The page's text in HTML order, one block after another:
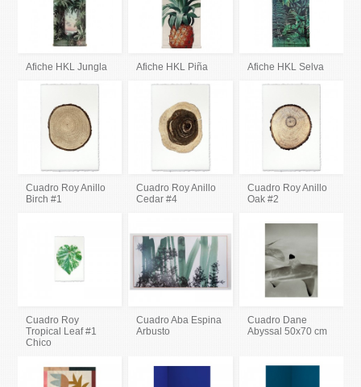
Afiche HKL Jungla Afiche HKL Piña Afiche HKL Selva
Cuadro Roy Anillo
Birch #1
Cuadro Roy Anillo
Cedar #4
Cuadro Roy Anillo
Oak #2
Cuadro Roy
Tropical Leaf #1
Chico
Cuadro Aba Espina
Arbusto
Cuadro Dane
Abyssal 50x70 cm